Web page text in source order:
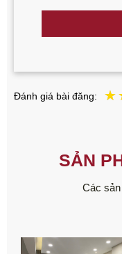
Đánh giá bài đăng:
SẢN
Các